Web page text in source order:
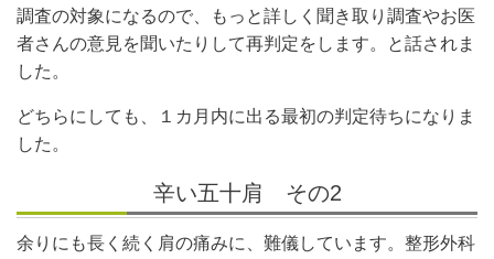
調査の対象になるので、もっと詳しく聞き取り調査やお医
者さんの意見を聞いたりして再判定をします。と話されま
した。
どちらにしても、１カ月内に出る最初の判定待ちになりま
した。
辛い五十肩 その2
余りにも長く続く肩の痛みに、難儀しています。整形外科